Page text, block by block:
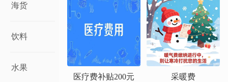
医疗费补贴200元 采暖费
海货
饮料
水果